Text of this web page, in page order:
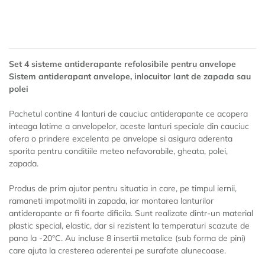
Set 4 sisteme antiderapante refolosibile pentru anvelope
Sistem antiderapant anvelope, inlocuitor lant de zapada sau
polei
Pachetul contine 4 lanturi de cauciuc antiderapante ce acopera
inteaga latime a anvelopelor, aceste lanturi speciale din cauciuc
ofera o prindere excelenta pe anvelope si asigura aderenta
sporita pentru conditiile meteo nefavorabile, gheata, polei,
zapada.
Produs de prim ajutor pentru situatia in care, pe timpul iernii,
ramaneti impotmoliti in zapada, iar montarea lanturilor
antiderapante ar fi foarte dificila. Sunt realizate dintr-un material
plastic special, elastic, dar si rezistent la temperaturi scazute de
pana la -20°C. Au incluse 8 insertii metalice (sub forma de pini)
care ajuta la cresterea aderentei pe surafate alunecoase.